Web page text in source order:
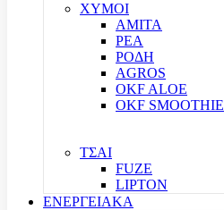
ΧΥΜΟΙ
ΑΜΙΤΑ
ΡΕΑ
ΡΟΔΗ
AGROS
OKF ALOE
OKF SMOOTHIE
ΤΣΑΙ
FUZE
LIPTON
ΕΝΕΡΓΕΙΑΚΑ